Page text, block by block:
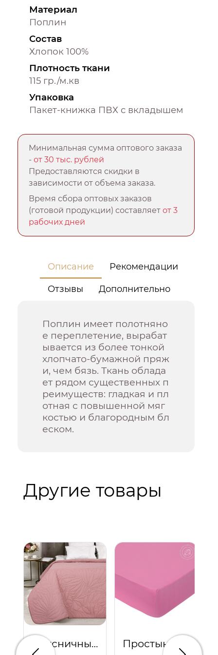
Материал
Поплин
Состав
Хлопок 100%
Плотность ткани
115 гр./м.кв
Упаковка
Пакет-книжка ПВХ с вкладышем
Минимальная сумма оптового заказа
-от 30 тыс. рублей
Предоставляются скидки в
зависимости от объема заказа.
Время сбора оптовых заказов
(готовой продукции) составляетот 3
рабочих дней
Описание Рекомендации
Отзывы Дополнительно
Поплин имеет полотняно
е переплетение, вырабат
ывается из более тонкой
хлопчато-бумажной пряж
и, чем бязь. Ткань облада
ет рядом существенных п
реимуществ: гладкая и пл
отная с повышенной мяг
костью и благородным бл
еском.
Другие товары
Брусничный (с кантом)